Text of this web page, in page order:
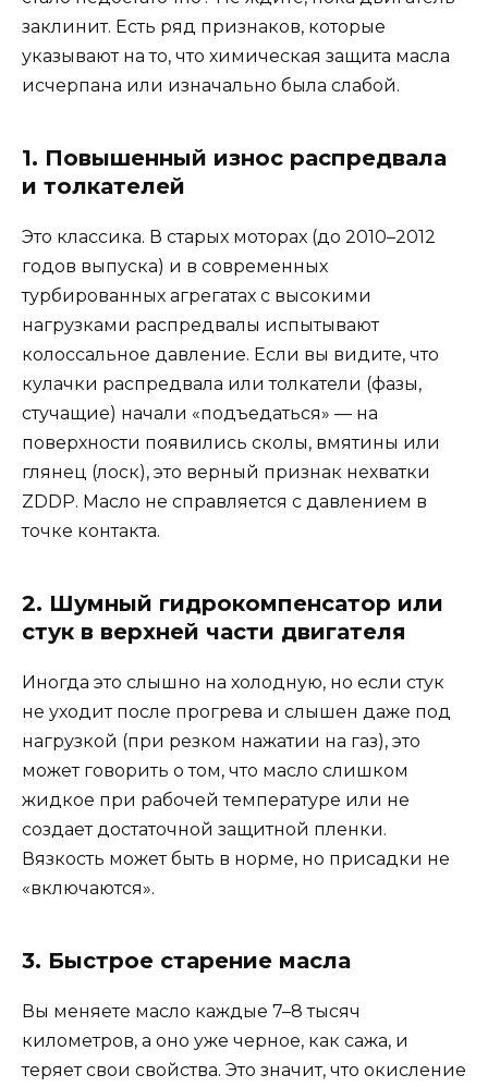
заклинит. Есть ряд признаков, которые
указывают на то, что химическая защита масла
исчерпана или изначально была слабой.
1. Повышенный износ распредвала
и толкателей
Это классика. В старых моторах (до 2010–2012
годов выпуска) и в современных
турбированных агрегатах с высокими
нагрузками распредвалы испытывают
колоссальное давление. Если вы видите, что
кулачки распредвала или толкатели (фазы,
стучащие) начали «подъедаться» — на
поверхности появились сколы, вмятины или
глянец (лоск), это верный признак нехватки
ZDDP. Масло не справляется с давлением в
точке контакта.
2. Шумный гидрокомпенсатор или
стук в верхней части двигателя
Иногда это слышно на холодную, но если стук
не уходит после прогрева и слышен даже под
нагрузкой (при резком нажатии на газ), это
может говорить о том, что масло слишком
жидкое при рабочей температуре или не
создает достаточной защитной пленки.
Вязкость может быть в норме, но присадки не
«включаются».
3. Быстрое старение масла
Вы меняете масло каждые 7–8 тысяч
километров, а оно уже черное, как сажа, и
теряет свои свойства. Это значит, что окисление